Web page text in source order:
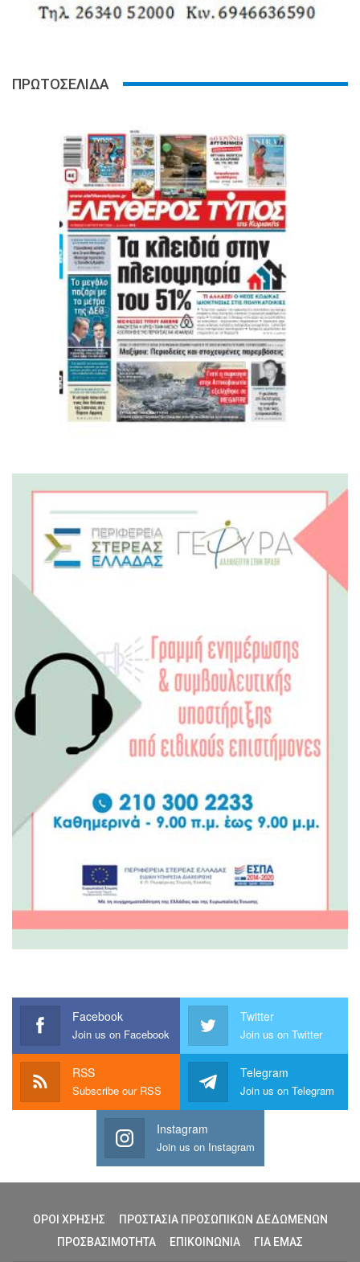
ΠΡΩΤΟΣΕΛΙΔΑ
Facebook
Join us on Facebook
Twitter
Join us on Twitter
RSS
Subscribe our RSS
Telegram
Join us on Telegram
Instagram
Join us on Instagram
ΟΡΟΙ ΧΡΗΣΗΣ
ΠΡΟΣΤΑΣΙΑ ΠΡΟΣΩΠΙΚΩΝ ΔΕΔΩΜΕΝΩΝ
ΠΡΟΣΒΑΣΙΜΟΤΗΤΑ
ΕΠΙΚΟΙΝΩΝΙΑ ΓΙΑ ΕΜΑΣ